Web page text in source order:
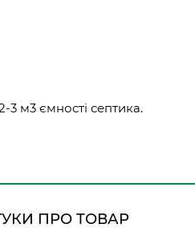
3 м3 ємності септика.
ПРО ТОВАР